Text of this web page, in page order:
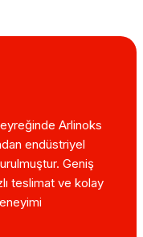
Arlinoks
endüstriyel
Geniş
teslimat ve kolay